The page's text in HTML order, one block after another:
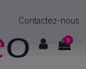
Contactez-nous
0